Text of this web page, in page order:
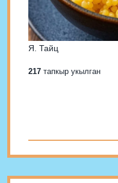
Я. Тайц
217 тапкыр укылган